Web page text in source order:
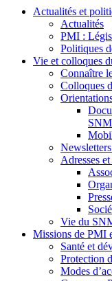
Actualités et
Actualités
PMI :
Politiques
Vie et colloques
Connaître
Colloques
Adresses
Vie du
Missions de PMI
Santé et
Protection
Modes